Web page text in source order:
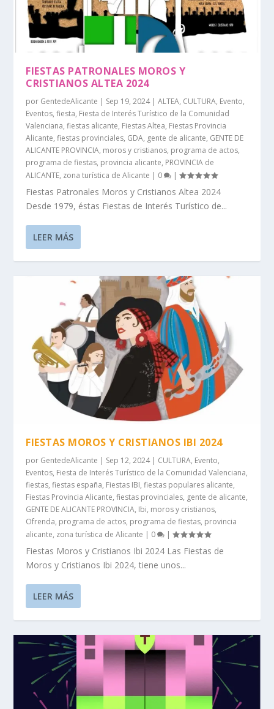
FIESTAS PATRONALES MOROS Y
CRISTIANOS ALTEA 2024
por GentedeAlicante | Sep 19, 2024|ALTEA, CULTURA, Evento,
Eventos,fiesta, Fiesta de Interés Turístico de la Comunidad
Valenciana,fiestas alicante, Fiestas Altea, Fiestas Provincia
Alicante,fiestas provinciales, GDA, gente de alicante, GENTE DE
ALICANTE PROVINCIA, moros y cristianos, programa de actos,
programa de fiestas, provincia alicante, PROVINCIA de
ALICANTE, zona turística de Alicante | 0 |
Fiestas Patronales Moros y Cristianos Altea 2024
Desde 1979, éstas Fiestas de Interés Turístico de...
LEER MÁS
FIESTAS MOROS Y CRISTIANOS IBI 2024
por GentedeAlicante | Sep 12, 2024| CULTURA, Evento,
Eventos, Fiesta de Interés Turístico de la Comunidad Valenciana,
fiestas,fiestas españa, Fiestas IBI,fiestas populares alicante,
Fiestas Provincia Alicante,fiestas provinciales, gente de alicante,
GENTE DE ALICANTE PROVINCIA, Ibi, moros y cristianos,
Ofrenda, programa de actos, programa de fiestas, provincia
alicante, zona turística de Alicante | 0 |
Fiestas Moros y Cristianos Ibi 2024 Las Fiestas de
Moros y Cristianos Ibi 2024, tiene unos...
LEER MÁS